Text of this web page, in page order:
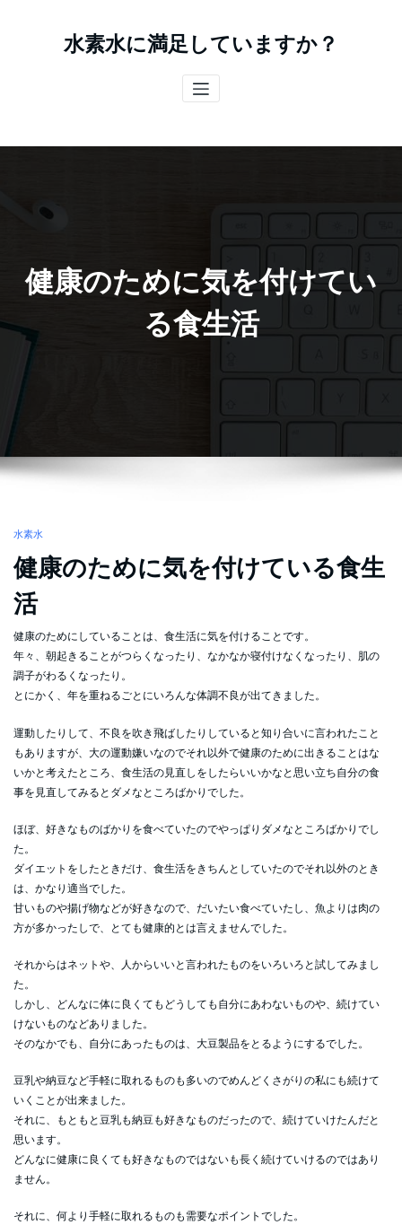
キ
水素水に満足していますか？
健康のために気を付けてい
る食生活
水素水
健康のために気を付けている食生
活
健康のためにしていることは、食生活に気を付けることです。
年々、朝起きることがつらくなったり、なかなか寝付けなくなったり、肌の
調子がわるくなったり。
とにかく、年を重ねるごとにいろんな体調不良が出てきました。
運動したりして、不良を吹き飛ばしたりしていると知り合いに言われたこと
もありますが、大の運動嫌いなのでそれ以外で健康のために出きることはな
いかと考えたところ、食生活の見直しをしたらいいかなと思い立ち自分の食
事を見直してみるとダメなところばかりでした。
ほぼ、好きなものばかりを食べていたのでやっぱりダメなところばかりでし
た。
ダイエットをしたときだけ、食生活をきちんとしていたのでそれ以外のとき
は、かなり適当でした。
甘いものや揚げ物などが好きなので、だいたい食べていたし、魚よりは肉の
方が多かったしで、とても健康的とは言えませんでした。
それからはネットや、人からいいと言われたものをいろいろと試してみまし
た。
しかし、どんなに体に良くてもどうしても自分にあわないものや、続けてい
けないものなどありました。
そのなかでも、自分にあったものは、大豆製品をとるようにするでした。
豆乳や納豆など手軽に取れるものも多いのでめんどくさがりの私にも続けて
いくことが出来ました。
それに、もともと豆乳も納豆も好きなものだったので、続けていけたんだと
思います。
どんなに健康に良くても好きなものではないも長く続けていけるのではあり
ません。
それに、何より手軽に取れるものも需要なポイントでした。